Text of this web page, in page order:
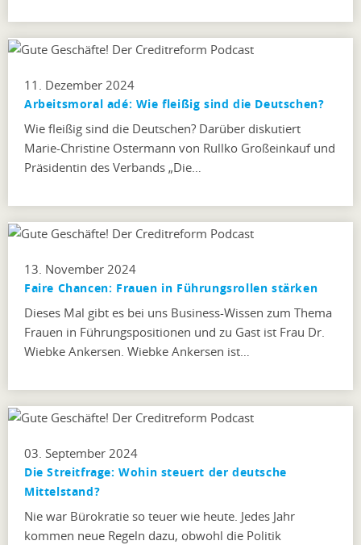
11. Dezember 2024
Arbeitsmoral adé: Wie fleißig sind die Deutschen?
Wie fleißig sind die Deutschen? Darüber diskutiert
Marie-Christine Ostermann von Rullko Großeinkauf und
Präsidentin des Verbands „Die…
13. November 2024
Faire Chancen: Frauen in Führungsrollen stärken
Dieses Mal gibt es bei uns Business-Wissen zum Thema
Frauen in Führungspositionen und zu Gast ist Frau Dr.
Wiebke Ankersen. Wiebke Ankersen ist…
03. September 2024
Die Streitfrage: Wohin steuert der deutsche
Mittelstand?
Nie war Bürokratie so teuer wie heute. Jedes Jahr
kommen neue Regeln dazu, obwohl die Politik